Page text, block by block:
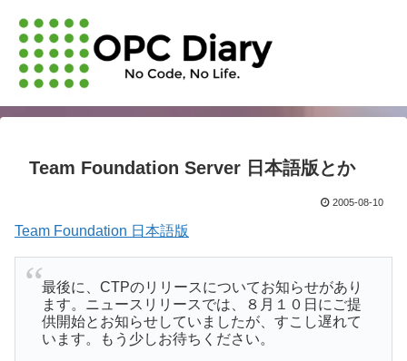
Team Foundation Server 日本語版とか
2005-08-10
Team Foundation 日本語版
最後に、CTPのリリースについてお知らせがあり
ます。ニュースリリースでは、８月１０日にご提
供開始とお知らせしていましたが、すこし遅れて
います。もう少しお待ちください。